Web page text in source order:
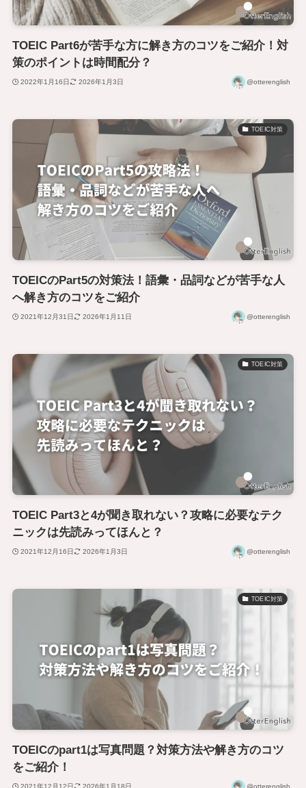
TOEIC Part6が苦手な方に解き方のコツをご紹介！対
策のポイントは時間配分？
2022年1月16日 2026年1月3日 @otterenglish
TOEIC対策
TOEICのPart5の対策法！語彙・品詞などが苦手な人
へ解き方のコツをご紹介
2021年12月31日 2026年1月11日 @otterenglish
TOEIC対策
TOEIC Part3と4が聞き取れない？攻略に必要なテク
ニックは先読みってほんと？
2021年12月16日 2026年1月3日 @otterenglish
TOEIC対策
TOEICのpart1は写真問題？対策方法や解き方のコツ
をご紹介！
2021年12月12日 2026年1月18日 @otterenglish